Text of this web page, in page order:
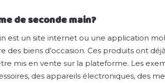
de seconde main?
est un site internet ou une application
des biens d’occasion. Ces produits ont
mis en vente sur la plateforme. Les
des appareils électroniques, des